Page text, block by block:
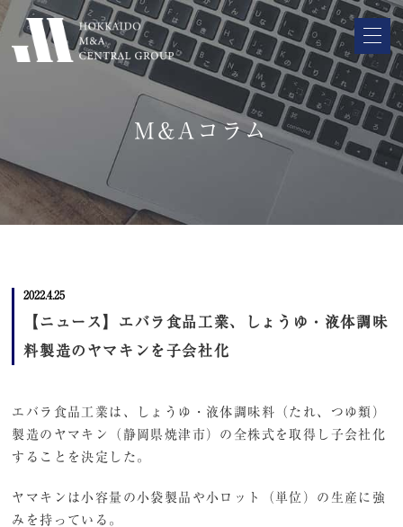
M&Aコラム
2022.4.25
【ニュース】エバラ食品工業、しょうゆ・液体調味
料製造のヤマキンを子会社化
エバラ食品工業は、しょうゆ・液体調味料（たれ、つゆ類）
製造のヤマキン（静岡県焼津市）の全株式を取得し子会社化
することを決定した。
ヤマキンは小容量の小袋製品や小ロット（単位）の生産に強
みを持っている。